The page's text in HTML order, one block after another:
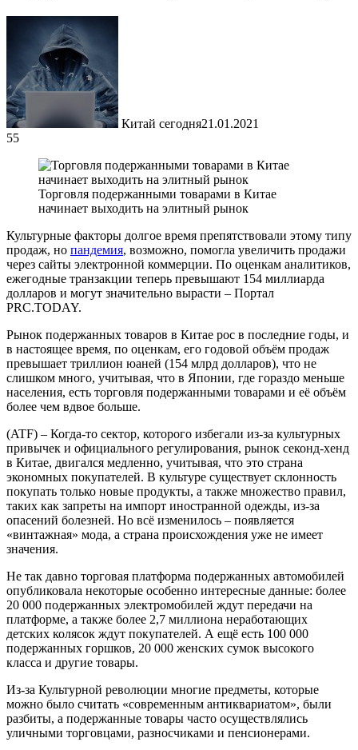
Китай сегодня21.01.2021
55
Торговля подержанными товарами в Китае
начинает выходить на элитный рынок
Культурные факторы долгое время препятствовали этому типу
продаж, но пандемия, возможно, помогла увеличить продажи
через сайты электронной коммерции. По оценкам аналитиков,
ежегодные транзакции теперь превышают 154 миллиарда
долларов и могут значительно вырасти – Портал
PRC.TODAY.
Рынок подержанных товаров в Китае рос в последние годы, и
в настоящее время, по оценкам, его годовой объём продаж
превышает триллион юаней (154 млрд долларов), что не
слишком много, учитывая, что в Японии, где гораздо меньше
населения, есть торговля подержанными товарами и её объём
более чем вдвое больше.
(ATF) – Когда-то сектор, которого избегали из-за культурных
привычек и официального регулирования, рынок секонд-хенд
в Китае, двигался медленно, учитывая, что это страна
экономных покупателей. В культуре существует склонность
покупать только новые продукты, а также множество правил,
таких как запреты на импорт иностранной одежды, из-за
опасений болезней. Но всё изменилось – появляется
«винтажная» мода, а страна происхождения уже не имеет
значения.
Не так давно торговая платформа подержанных автомобилей
опубликовала некоторые особенно интересные данные: более
20 000 подержанных электромобилей ждут передачи на
платформе, а также более 2,7 миллиона неработающих
детских колясок ждут покупателей. А ещё есть 100 000
подержанных горшков, 20 000 женских сумок высокого
класса и другие товары.
Из-за Культурной революции многие предметы, которые
можно было считать «современным антиквариатом», были
разбиты, а подержанные товары часто осуществлялись
уличными торговцами, разносчиками и пенсионерами.